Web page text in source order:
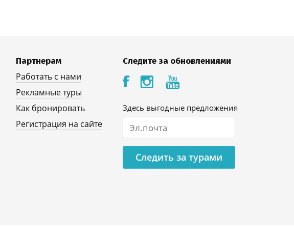
Партнерам
Работать с нами
Рекламные туры
Как бронировать
Регистрация на сайте
Следите за обновлениями
Здесь выгодные предложения
Следить за турами